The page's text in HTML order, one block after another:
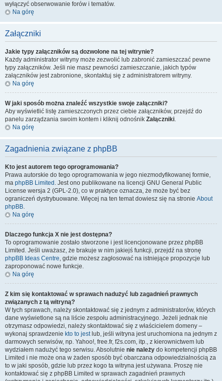
wyłączyć obserwowanie forów i tematów.
Na górę
Załączniki
Jakie typy załączników są dozwolone na tej witrynie?
Każdy administrator witryny może zezwolić lub zabronić zamieszczać pewne
typy załączników. Jeśli nie masz pewności zamieszczanie, jakich typów
załączników jest zabronione, skontaktuj się z administratorem witryny.
Na górę
W jaki sposób można znaleźć wszystkie swoje załączniki?
Aby wyświetlić listę zamieszczonych przez ciebie załączników, przejdź do
panelu zarządzania swoim kontem i kliknij odnośnik Załączniki.
Na górę
Zagadnienia związane z phpBB
Kto jest autorem tego oprogramowania?
Prawa autorskie do tego oprogramowania w jego niezmodyfikowanej formie,
ma phpBB Limited . Jest ono publikowane na licencji GNU General Public
License wersja 2 (GPL-2.0), co w praktyce oznacza, że może być bez
ograniczeń dystrybuowane. Więcej na ten temat dowiesz się na stronie About
phpBB.
Na górę
Dlaczego funkcja X nie jest dostępna?
To oprogramowanie zostało stworzone i jest licencjonowane przez phpBB
Limited. Jeśli uważasz, że brakuje w nim jakiejś funkcji, przejdź na stronę
phpBB Ideas Centre, gdzie możesz zagłosować na istniejące propozycje lub
zaproponować nowe funkcje.
Na górę
Z kim się kontaktować w sprawach nadużyć lub zagadnień prawnych
związanych z tą witryną?
W tych sprawach, należy skontaktować się z jednym z administratorów, których
dane wyświetlone są na liście zespołu administracyjnego. Jeżeli jednak nie
otrzymasz odpowiedzi, należy skontaktować się z właścicielem domeny –
wykonaj sprawdzenie kto to jestlub, jeśli witryna jest uruchomiona na jednym z
darmowych serwisów, np. Yahoo!, free.fr, f2s.com, itp., z kierownictwem lub
wydziałem nadużyć tego serwisu. Absolutnie nie należy do kompetencji phpBB
Limited i nie może ona w żaden sposób być obarczana odpowiedzialnością za
to w jaki sposób, gdzie lub przez kogo ta witryna jest używana. Proszę nie
kontaktować się z phpBB Limited w sprawach zagadnień prawnych